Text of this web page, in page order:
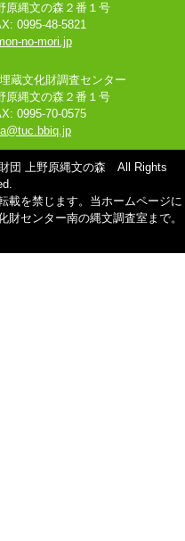
原縄文の森２番１号
0995-48-5821
no-mori.jp
蔵文化財調査センター
原縄文の森２番１号
0995-70-0575
団 上野原縄文の森 All Rights
載を禁じます。当ホームページに
センター南の縄文調査室まで。